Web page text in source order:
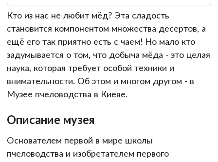
Кто из нас не любит мёд? Эта сладость
становится компонентом множества десертов, а
ещё его так приятно есть с чаем! Но мало кто
задумывается о том, что добыча мёда - это целая
наука, которая требует особой техники и
внимательности. Об этом и многом другом - в
Музее пчеловодства в Киеве.
Описание музея
Основателем первой в мире школы
пчеловодства и изобретателем первого